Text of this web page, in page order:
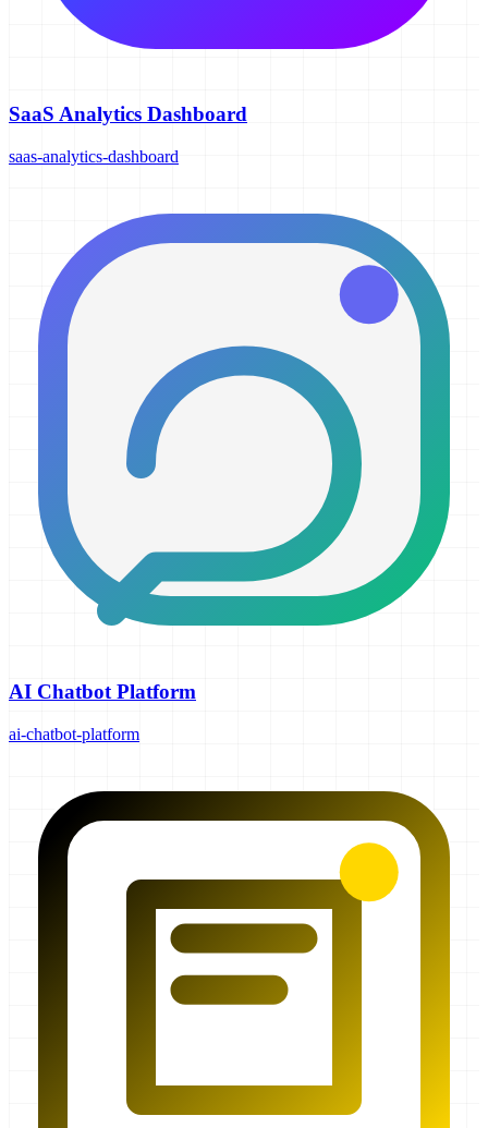
SaaS Analytics Dashboard
saas-analytics-dashboard
AI Chatbot Platform
ai-chatbot-platform